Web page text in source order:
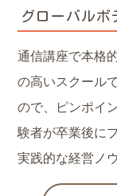
グローバルボ
通信講座で本格
の高いスクール
ので、ピンポイ
験者が卒業後に
実践的な経営ノ